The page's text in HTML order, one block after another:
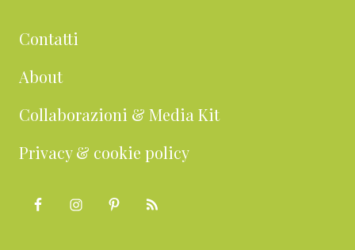
Contatti
About
Collaborazioni & Media Kit
Privacy & cookie policy